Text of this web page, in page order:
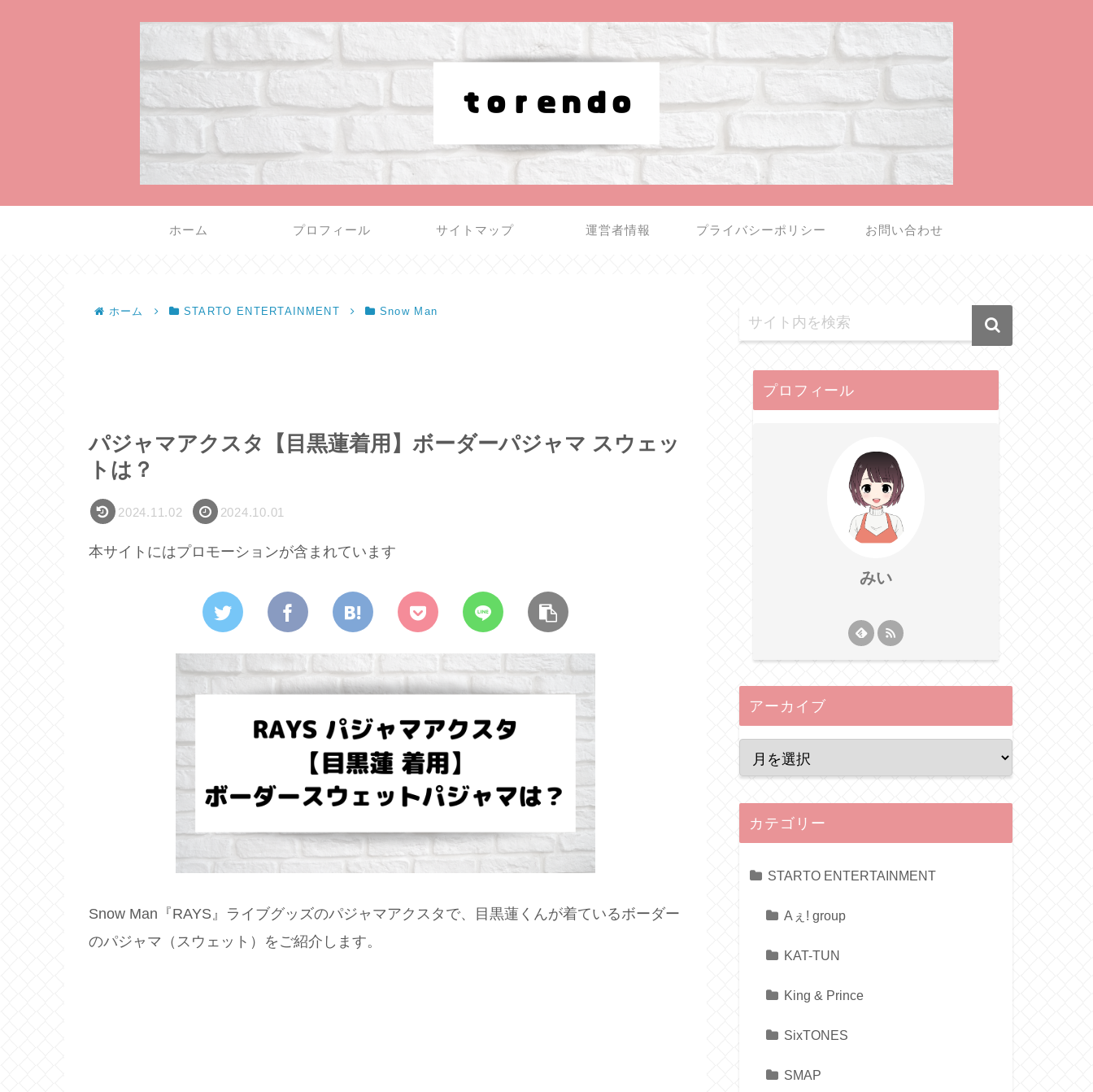
ホーム プロフィール サイトマップ 運営者情報 プライバシーポリシー お問い合わせ
ホーム STARTO ENTERTAINMENT Snow Man
パジャマアクスタ【目黒蓮着用】ボーダーパジャマ スウェッ
トは？
2024.11.02 2024.10.01
本サイトにはプロモーションが含まれています
Snow Man『RAYS』ライブグッズのパジャマアクスタで、目黒蓮くんが着ているボーダー
のパジャマ（スウェット）をご紹介します。
プロフィール
みい
アーカイブ
カテゴリー
STARTO ENTERTAINMENT
Aぇ! group
KAT-TUN
King & Prince
SixTONES
SMAP